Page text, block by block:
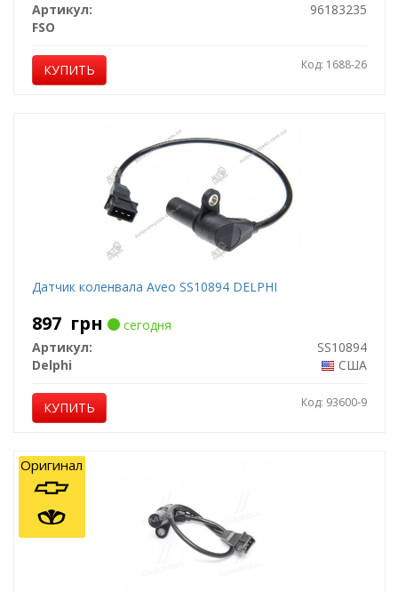
Артикул:
96183235
FSO
КУПИТЬ Код: 1688-26
Датчик коленвала Aveo SS10894 DELPHI
897 грн
сегодня
Артикул:
SS10894
Delphi
США
КУПИТЬ Код: 93600-9
Оригинал